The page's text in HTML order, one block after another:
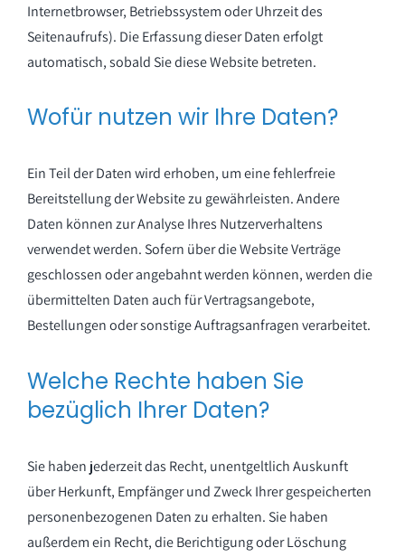
Internetbrowser, Betriebssystem oder Uhrzeit des
Seitenaufrufs). Die Erfassung dieser Daten erfolgt
automatisch, sobald Sie diese Website betreten.
Wofür nutzen wir Ihre Daten?
Ein Teil der Daten wird erhoben, um eine fehlerfreie
Bereitstellung der Website zu gewährleisten. Andere
Daten können zur Analyse Ihres Nutzerverhaltens
verwendet werden. Sofern über die Website Verträge
geschlossen oder angebahnt werden können, werden die
übermittelten Daten auch für Vertragsangebote,
Bestellungen oder sonstige Auftragsanfragen verarbeitet.
Welche Rechte haben Sie
bezüglich Ihrer Daten?
Sie haben jederzeit das Recht, unentgeltlich Auskunft
über Herkunft, Empfänger und Zweck Ihrer gespeicherten
personenbezogenen Daten zu erhalten. Sie haben
außerdem ein Recht, die Berichtigung oder Löschung